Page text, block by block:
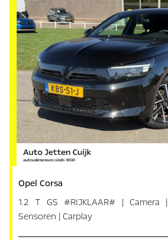
Opel Corsa
1.2 T GS #RIJKLAAR# | Camera |
Sensoren | Carplay